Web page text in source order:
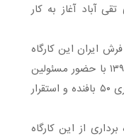
تقی آباد آغاز به کار
ایران این کارگاه
با مساحت ۲۰۰۰ متر مربع ۲۶ شهریور ۱۳۹۸ با حضور مسئولین
شرکت سهامی فرش ایران و با به کارگیری ۵۰ بافنده و استقرار
از این کارگاه